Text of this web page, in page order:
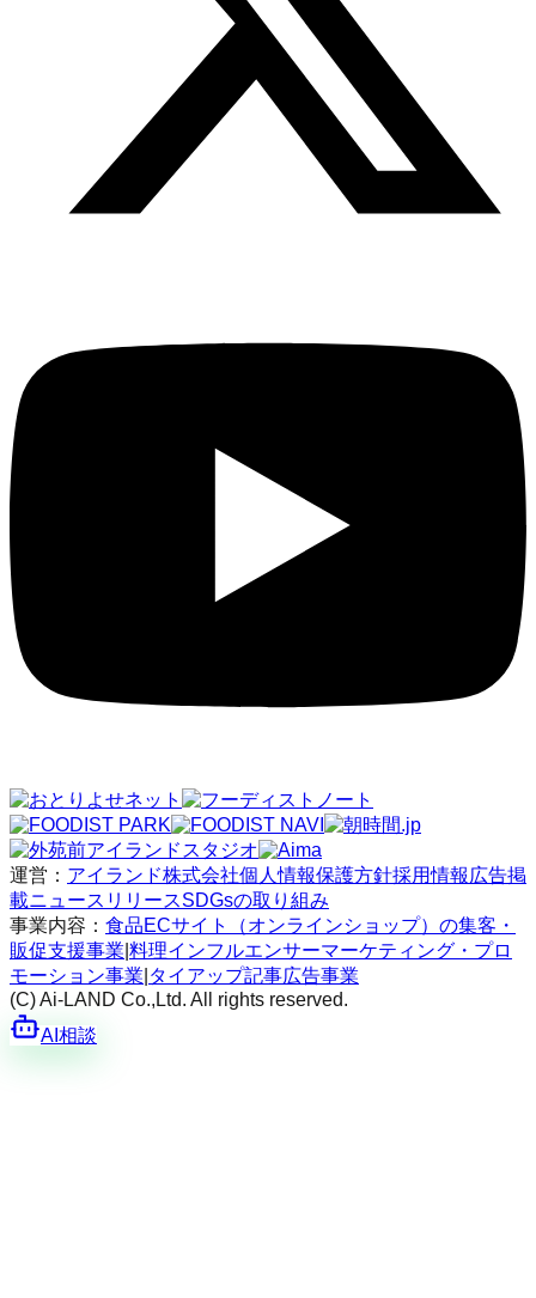
運営： アイランド株式会社個人情報保護方針採用情報広告掲
載ニュースリリースSDGsの取り組み
事業内容： 食品ECサイト（オンラインショップ）の集客・
販促支援事業 料理インフルエンサーマーケティング・プロ
モーション事業 タイアップ記事広告事業
(C) Ai-LAND Co.,Ltd. All rights reserved.
AI相談